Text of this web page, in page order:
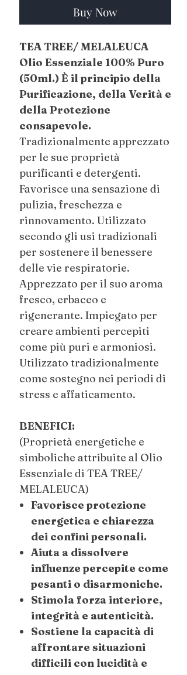
Buy Now
TEA TREE/ MELALEUCA
Olio Essenziale 100% Puro
(50ml.) È il principio della
Purificazione, della Verità e
della Protezione
consapevole.
Tradizionalmente apprezzato
per le sue proprietà
purificanti e detergenti.
Favorisce una sensazione di
pulizia, freschezza e
rinnovamento. Utilizzato
secondo gli usi tradizionali
per sostenere il benessere
delle vie respiratorie.
Apprezzato per il suo aroma
fresco, erbaceo e
rigenerante. Impiegato per
creare ambienti percepiti
come più puri e armoniosi.
Utilizzato tradizionalmente
come sostegno nei periodi di
stress e affaticamento.
BENEFICI:
(Proprietà energetiche e
simboliche attribuite al Olio
Essenziale di TEA TREE/
MELALEUCA)
Favorisce protezione
energetica e chiarezza
dei confini personali.
Aiuta a dissolvere
influenze percepite come
pesanti o disarmoniche.
Stimola forza interiore,
integrità e autenticità.
Sostiene la capacità di
affrontare situazioni
difficili con lucidità e